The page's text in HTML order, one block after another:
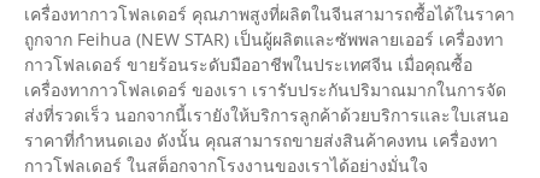
เครื่องทากาวโฟลเดอร์ คุณภาพสูงที่ผลิตในจีนสามารถซื้อได้ในราคา
ถูกจาก Feihua (NEW STAR) เป็นผู้ผลิตและซัพพลายเออร์ เครื่องทา
กาวโฟลเดอร์ ขายร้อนระดับมืออาชีพในประเทศจีน เมื่อคุณซื้อ
เครื่องทากาวโฟลเดอร์ ของเรา เรารับประกันปริมาณมากในการจัด
ส่งที่รวดเร็ว นอกจากนี้เรายังให้บริการลูกค้าด้วยบริการและใบเสนอ
ราคาที่กำหนดเอง ดังนั้น คุณสามารถขายส่งสินค้าคงทน เครื่องทา
กาวโฟลเดอร์ ในสต็อกจากโรงงานของเราได้อย่างมั่นใจ